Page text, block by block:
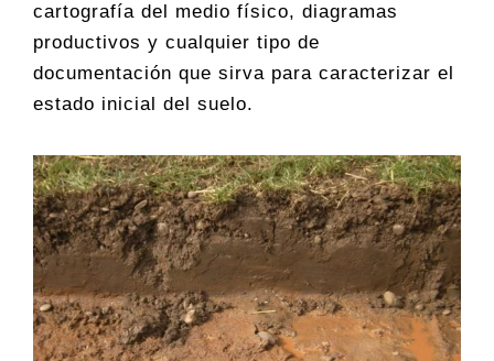
cartografía del medio físico, diagramas
productivos y cualquier tipo de
documentación que sirva para caracterizar el
estado inicial del suelo.